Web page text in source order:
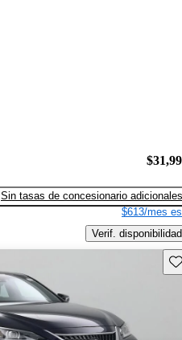
Sin tasas de concesionario adicionales
$613/mes
Verif. disponibilidad